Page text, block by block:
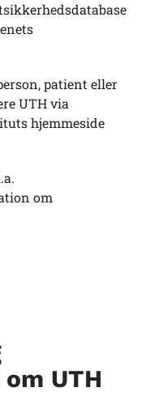
patient eller
UTH via
hjemmeside
om
UTH